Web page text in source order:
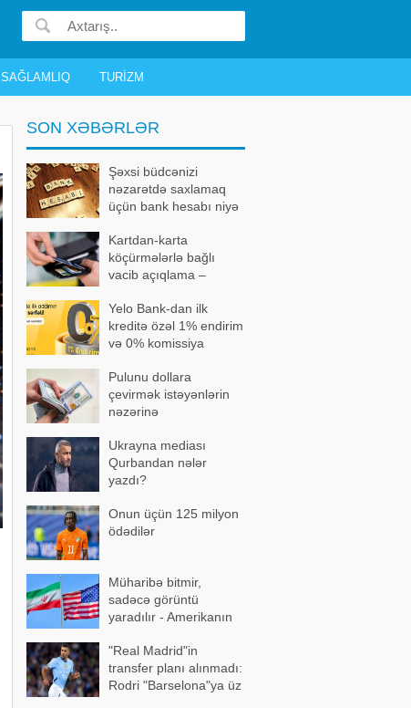
SAĞLAMLIQ TURIZM
SON XƏBƏRLƏR
Şəxsi büdcənizi
nəzarətdə saxlamaq
üçün bank hesabı niyə
Kartdan-karta
köçürmələrlə bağlı
vacib açıqlama –
şamil olunur?
Yelo Bank-dan ilk
kreditə özəl 1% endirim
və 0% komissiya
Pulunu dollara
çevirmək istəyənlərin
nəzərinə
Ukrayna mediası
Qurbandan nələr
yazdı?
Onun üçün 125 milyon
ödədilər
Müharibə bitmir,
sadəcə görüntü
yaradılır - Amerikanın
"Real Madrid"in
transfer planı alınmadı:
Rodri "Barselona"ya üz